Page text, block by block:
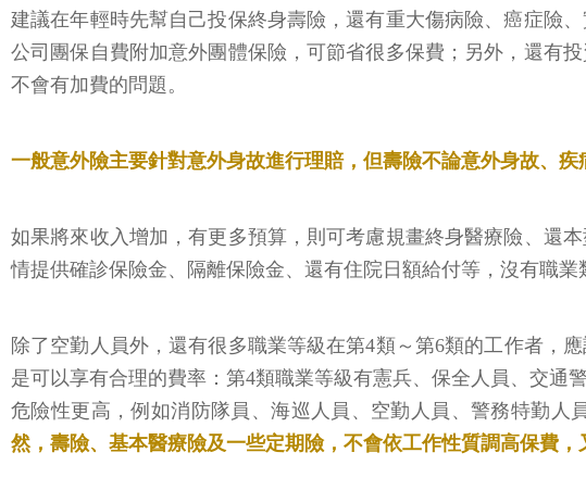
建議在年輕時先幫自己投保終身壽險，還有重大傷病險、癌症險
公司團保自費附加意外團體保險，可節省很多保費；另外，還有
不會有加費的問題。
一般意外險主要針對意外身故進行理賠，但壽險不論意外身故、
如果將來收入增加，有更多預算，則可考慮規畫終身醫療險、還
情提供確診保險金、隔離保險金、還有住院日額給付等，沒有職
除了空勤人員外，還有很多職業等級在第4類～第6類的工作者，
是可以享有合理的費率：第4類職業等級有憲兵、保全人員、交
危險性更高，例如消防隊員、海巡人員、空勤人員、警務特勤人
然，壽險、基本醫療險及一些定期險，不會依工作性質調高保費，